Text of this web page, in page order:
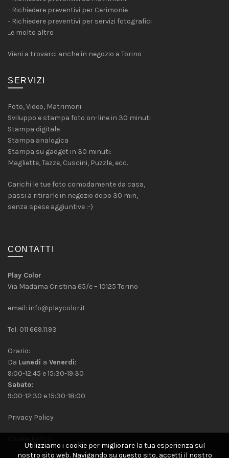
- Richiedere preventivi per Cerimonie
- Richiedere preventivi per servizi fotografici
...e molto altro
Vieni a trovarci anche in negozio a Torino
SERVIZI
Foto, Video, Matrimoni
Sviluppo e stampa foto on-line in 30 minuti
Stampa digitale
Stampa analogica
Stampa su gadget in 30 minuti:
Magliette, Tazze, Cuscini, Puzzle, ecc.
Carichi le tue foto comodamente da casa,
passi a ritirarle in negozio dopo 30 min,
senza spese aggiuntive :-)
CONTATTI
Play Color
Via Madama Cristina 65/e – 10125 Torino
email: info@playcolor.it
Tel: 011 669.11.93
Orario:
Da Lunedì a Venerdì:
9:00-12:45 e 15:30-19:30
Sabato:
9:00-12:30 e 15:30-18:00
Privacy Policy
Utilizziamo i cookie per migliorare la tua esperienza sul
nostro sito web. Navigando su questo sito, accetti il nostro